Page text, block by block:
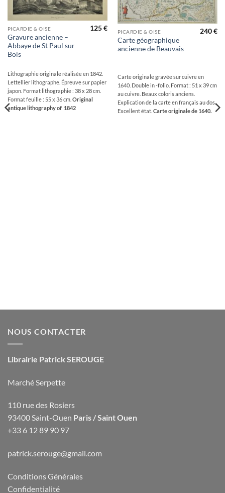
PICARDIE & OISE
Gravure ancienne –
Abbaye de St Paul sur
Bois
125€
Lithographie originale réalisée en 1842.
Lettellier lithographe. Épreuve sur papier
japon. Format lithographie : 38 x 28 cm.
Format feuille : 55 x 36 cm. Original
antique lithography of 1842
PICARDIE & OISE
Carte géographique
ancienne de Beauvais
240€
Carte originale gravée sur cuivre en
1640. Double in -folio. Format : 51 x 39 cm
au cuivre. Beaux coloris anciens.
Explication de la carte en français au dos.
Excellent état. Carte originale de 1640.
NOUS CONTACTER
Librairie Patrick SEROUGE
Marché Serpette
110 rue des Rosiers
93400 Saint-Ouen Paris / Saint Ouen
+33 6 12 89 90 97
patrick.serouge@gmail.com
Conditions Générales
Confidentialité